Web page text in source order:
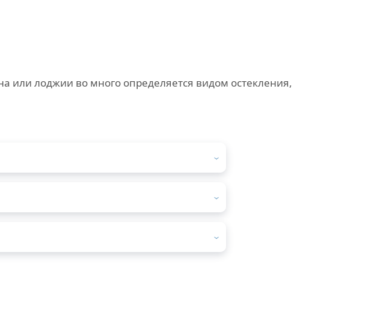
или лоджии во много определяется видом остекления,